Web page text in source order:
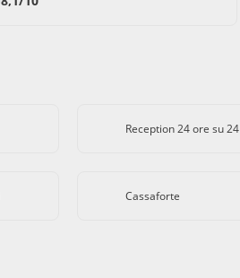
Reception 24 ore su 24
Cassaforte